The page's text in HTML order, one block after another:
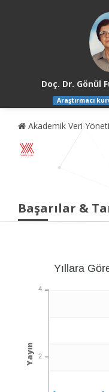
Doç. Dr. Gönül
Araştırmacı
Akademik Veri
Başarılar &
Yıllara
4
2
Yayın